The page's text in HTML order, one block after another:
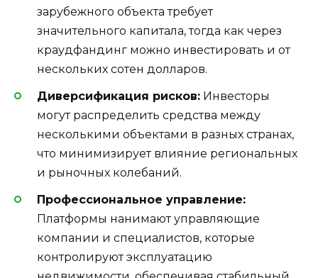
зарубежного объекта требует
значительного капитала, тогда как через
краудфандинг можно инвестировать и от
нескольких сотен долларов.
Диверсификация рисков: Инвесторы
могут распределить средства между
несколькими объектами в разных странах,
что минимизирует влияние региональных
и рыночных колебаний.
Профессиональное управление:
Платформы нанимают управляющие
компании и специалистов, которые
контролируют эксплуатацию